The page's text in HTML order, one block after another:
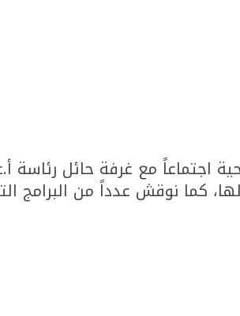
اجتماعاً مع غرفة حائل رئاسة
كما نوقش عدداً من البرامج